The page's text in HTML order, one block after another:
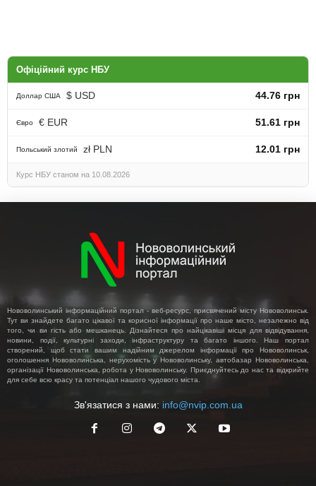
Офіційний курс НБУ
Доллар США $ USD 44.76 грн
Євро € EUR 51.61 грн
Польський злотий zł PLN 12.01 грн
Курс НБУ станом на 10.08.2026
Нововолинський інформаційний портал - веб-ресурс, присвячений місту Нововолинськ.
Тут ви знайдете багато цікавої та корисної інформації про наше місто, незалежно від
того, чи ви гість або мешканець. Дізнайтеся про найцікавіші місця для відвідування,
новини, події, культурні заходи, інфраструктуру та багато іншого. Наш портал
створений, щоб стати вашим надійним джерелом інформації про Нововолинськ,
оголошення Нововолинська, нерухомість у Нововолинську, автобазар Нововолинська,
організації Нововолинська, робота у Нововолинську. Приєднуйтесь до нас та відкрийте
для себе всю красу та потенціал нашого чудового міста.
Зв'язатися з нами: info@nvip.com.ua